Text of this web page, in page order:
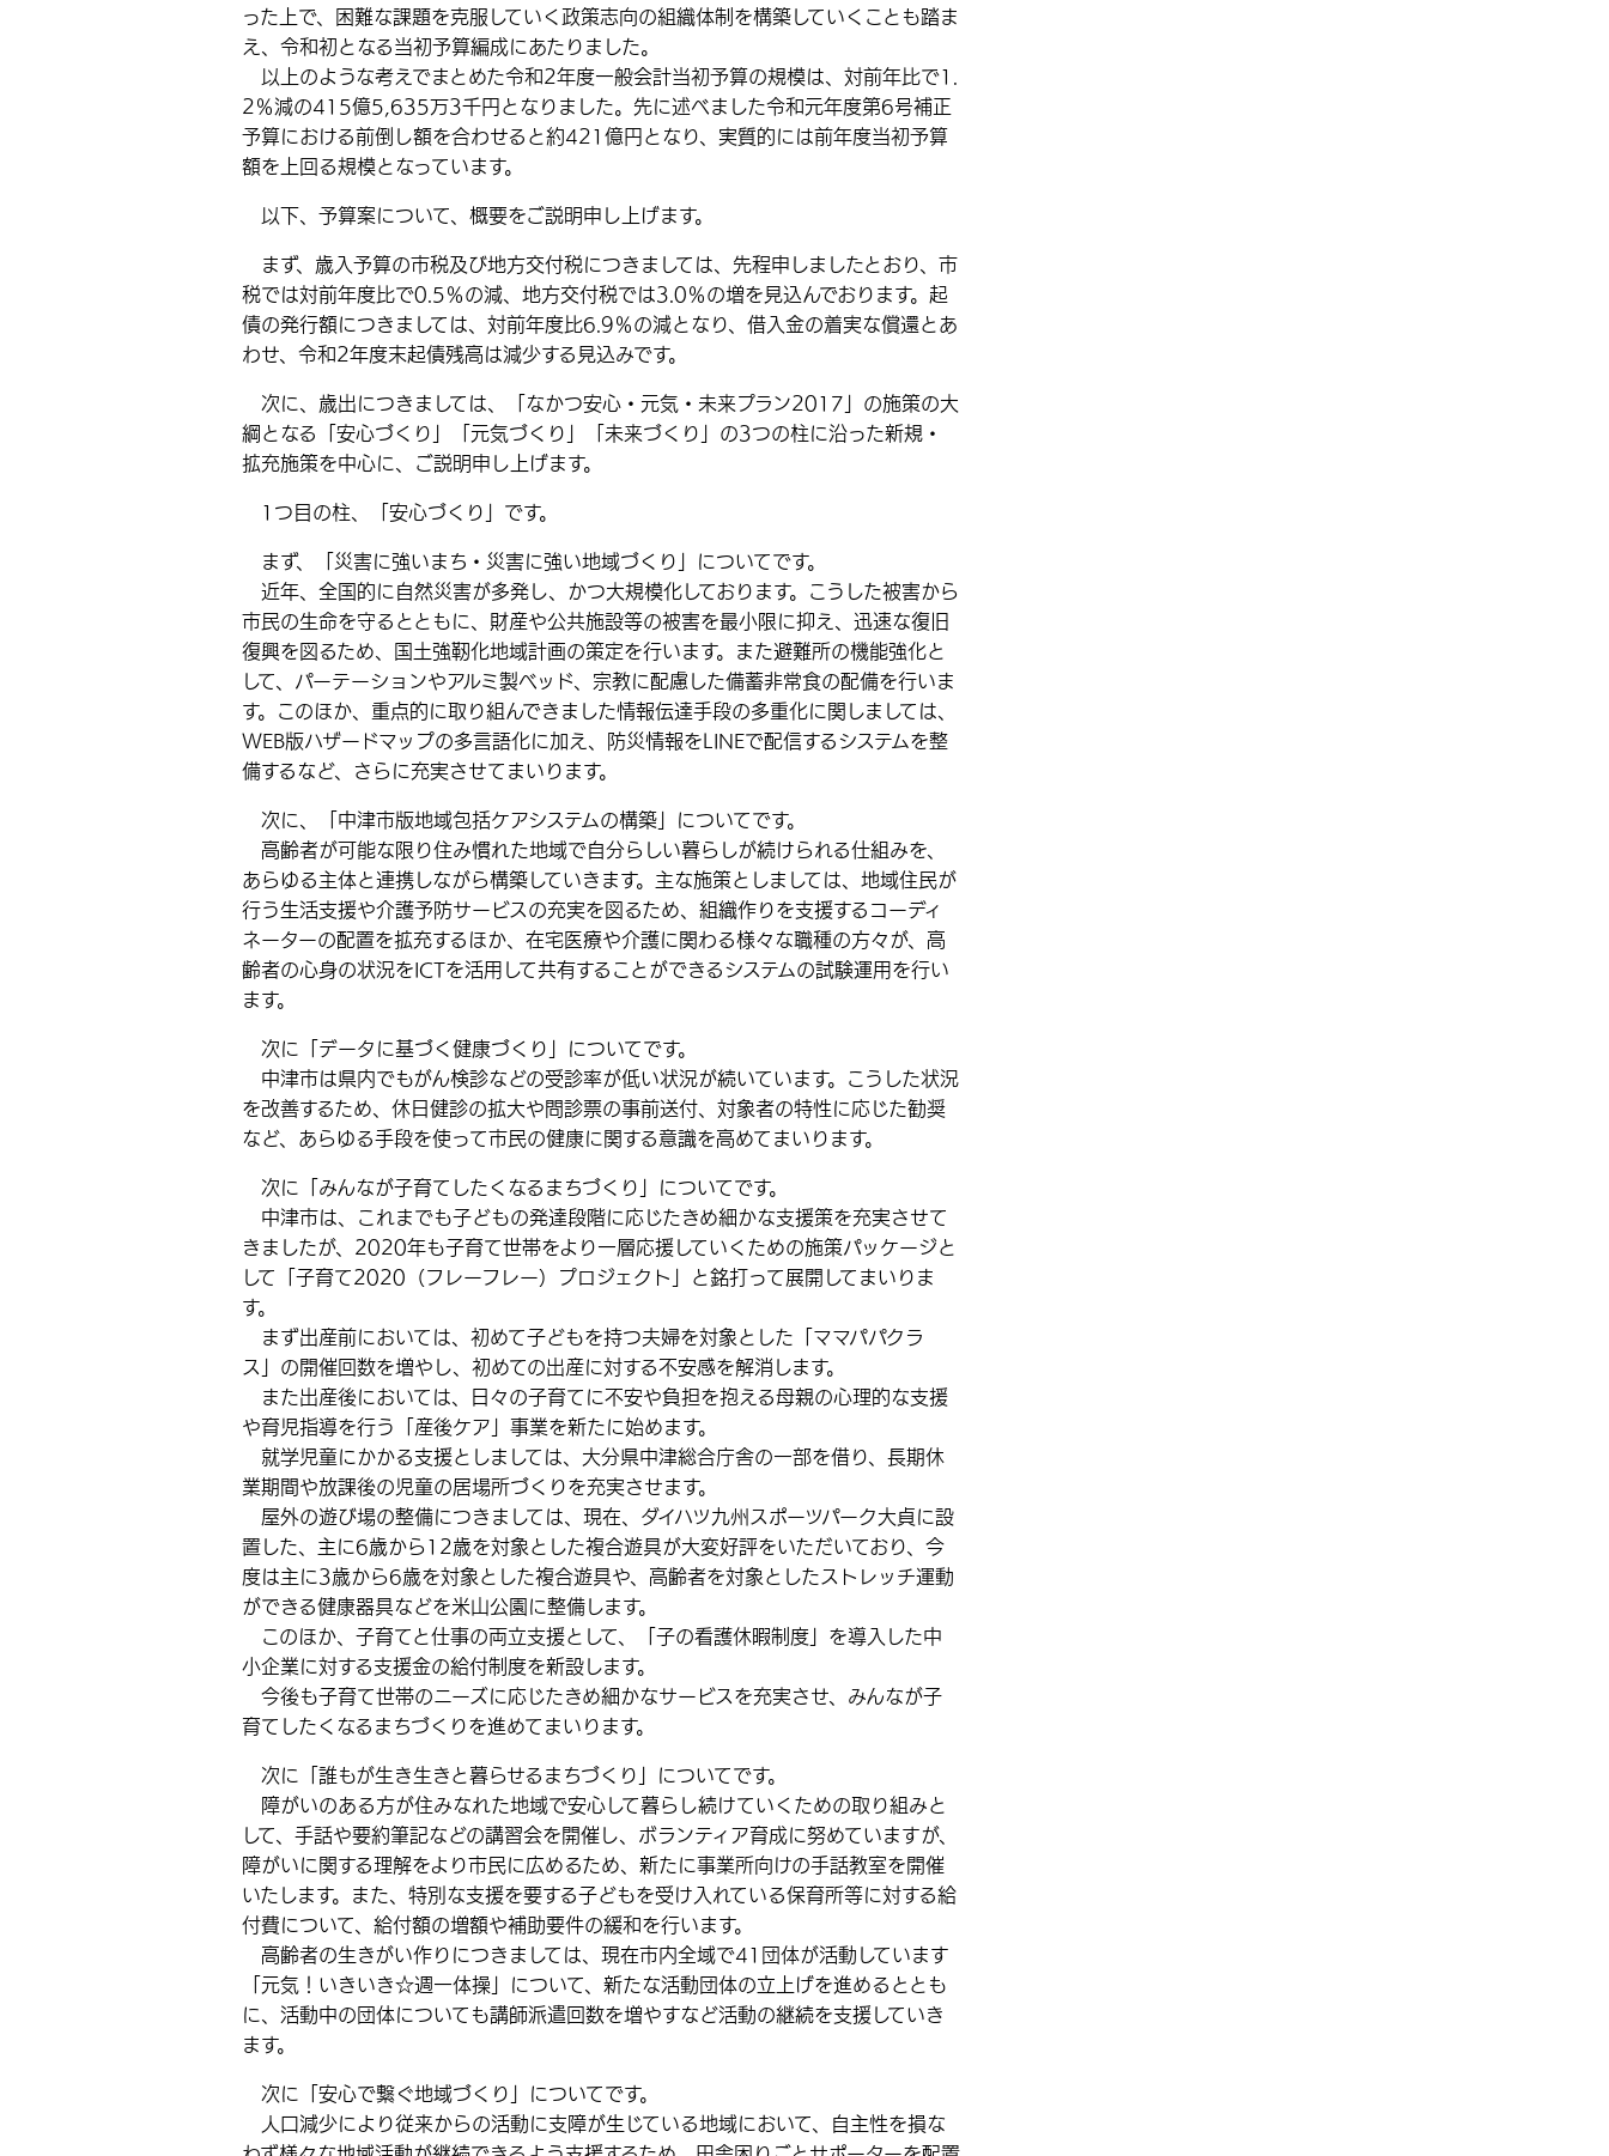
った上で、困難な課題を克服していく政策志向の組織体制を構築していくことも踏ま
え、令和初となる当初予算編成にあたりました。
以上のような考えでまとめた令和2年度一般会計当初予算の規模は、対前年比で1.
2％減の415億5,635万3千円となりました。先に述べました令和元年度第6号補正
予算における前倒し額を合わせると約421億円となり、実質的には前年度当初予算
額を上回る規模となっています。
以下、予算案について、概要をご説明申し上げます。
まず、歳入予算の市税及び地方交付税につきましては、先程申しましたとおり、市
税では対前年度比で0.5％の減、地方交付税では3.0％の増を見込んでおります。起
債の発行額につきましては、対前年度比6.9％の減となり、借入金の着実な償還とあ
わせ、令和2年度末起債残高は減少する見込みです。
次に、歳出につきましては、「なかつ安心・元気・未来プラン2017」の施策の大
綱となる「安心づくり」「元気づくり」「未来づくり」の3つの柱に沿った新規・
拡充施策を中心に、ご説明申し上げます。
1つ目の柱、「安心づくり」です。
まず、「災害に強いまち・災害に強い地域づくり」についてです。
近年、全国的に自然災害が多発し、かつ大規模化しております。こうした被害から
市民の生命を守るとともに、財産や公共施設等の被害を最小限に抑え、迅速な復旧
復興を図るため、国土強靭化地域計画の策定を行います。また避難所の機能強化と
して、パーテーションやアルミ製ベッド、宗教に配慮した備蓄非常食の配備を行いま
す。このほか、重点的に取り組んできました情報伝達手段の多重化に関しましては、
WEB版ハザードマップの多言語化に加え、防災情報をLINEで配信するシステムを整
備するなど、さらに充実させてまいります。
次に、「中津市版地域包括ケアシステムの構築」についてです。
高齢者が可能な限り住み慣れた地域で自分らしい暮らしが続けられる仕組みを、
あらゆる主体と連携しながら構築していきます。主な施策としましては、地域住民が
行う生活支援や介護予防サービスの充実を図るため、組織作りを支援するコーディ
ネーターの配置を拡充するほか、在宅医療や介護に関わる様々な職種の方々が、高
齢者の心身の状況をICTを活用して共有することができるシステムの試験運用を行い
ます。
次に「データに基づく健康づくり」についてです。
中津市は県内でもがん検診などの受診率が低い状況が続いています。こうした状況
を改善するため、休日健診の拡大や問診票の事前送付、対象者の特性に応じた勧奨
など、あらゆる手段を使って市民の健康に関する意識を高めてまいります。
次に「みんなが子育てしたくなるまちづくり」についてです。
中津市は、これまでも子どもの発達段階に応じたきめ細かな支援策を充実させて
きましたが、2020年も子育て世帯をより一層応援していくための施策パッケージと
して「子育て2020（フレーフレー）プロジェクト」と銘打って展開してまいりま
す。
まず出産前においては、初めて子どもを持つ夫婦を対象とした「ママパパクラ
ス」の開催回数を増やし、初めての出産に対する不安感を解消します。
また出産後においては、日々の子育てに不安や負担を抱える母親の心理的な支援
や育児指導を行う「産後ケア」事業を新たに始めます。
就学児童にかかる支援としましては、大分県中津総合庁舎の一部を借り、長期休
業期間や放課後の児童の居場所づくりを充実させます。
屋外の遊び場の整備につきましては、現在、ダイハツ九州スポーツパーク大貞に設
置した、主に6歳から12歳を対象とした複合遊具が大変好評をいただいており、今
度は主に3歳から6歳を対象とした複合遊具や、高齢者を対象としたストレッチ運動
ができる健康器具などを米山公園に整備します。
このほか、子育てと仕事の両立支援として、「子の看護休暇制度」を導入した中
小企業に対する支援金の給付制度を新設します。
今後も子育て世帯のニーズに応じたきめ細かなサービスを充実させ、みんなが子
育てしたくなるまちづくりを進めてまいります。
次に「誰もが生き生きと暮らせるまちづくり」についてです。
障がいのある方が住みなれた地域で安心して暮らし続けていくための取り組みと
して、手話や要約筆記などの講習会を開催し、ボランティア育成に努めていますが、
障がいに関する理解をより市民に広めるため、新たに事業所向けの手話教室を開催
いたします。また、特別な支援を要する子どもを受け入れている保育所等に対する給
付費について、給付額の増額や補助要件の緩和を行います。
高齢者の生きがい作りにつきましては、現在市内全域で41団体が活動しています
「元気！いきいき☆週一体操」について、新たな活動団体の立上げを進めるととも
に、活動中の団体についても講師派遣回数を増やすなど活動の継続を支援していき
ます。
次に「安心で繋ぐ地域づくり」についてです。
人口減少により従来からの活動に支障が生じている地域において、自主性を損な